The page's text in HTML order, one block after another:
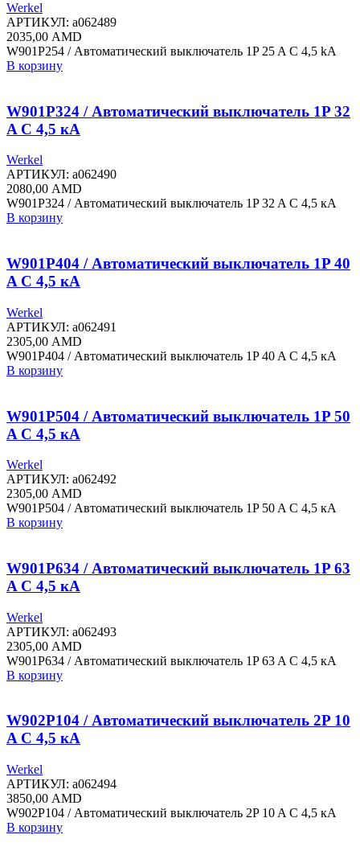
Werkel
АРТИКУЛ: a062489
2035,00 AMD
W901P254 / Автоматический выключатель 1P 25 A C 4,5 kА
В корзину
W901P324 / Автоматический выключатель 1P 32
A C 4,5 кА
Werkel
АРТИКУЛ: a062490
2080,00 AMD
W901P324 / Автоматический выключатель 1P 32 A C 4,5 кА
В корзину
W901P404 / Автоматический выключатель 1P 40
A C 4,5 кА
Werkel
АРТИКУЛ: a062491
2305,00 AMD
W901P404 / Автоматический выключатель 1P 40 A C 4,5 кА
В корзину
W901P504 / Автоматический выключатель 1P 50
A C 4,5 кА
Werkel
АРТИКУЛ: a062492
2305,00 AMD
W901P504 / Автоматический выключатель 1P 50 A C 4,5 кА
В корзину
W901P634 / Автоматический выключатель 1P 63
A C 4,5 кА
Werkel
АРТИКУЛ: a062493
2305,00 AMD
W901P634 / Автоматический выключатель 1P 63 A C 4,5 кА
В корзину
W902P104 / Автоматический выключатель 2P 10
A C 4,5 кА
Werkel
АРТИКУЛ: a062494
3850,00 AMD
W902P104 / Автоматический выключатель 2P 10 A C 4,5 кА
В корзину